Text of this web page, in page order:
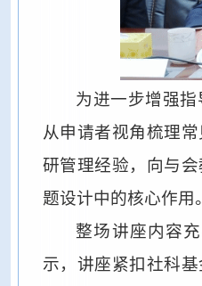
为进一步增强
从申请者视角梳理
研管理经验，向与
题设计中的核心作用。
整场讲座内容
示，讲座紧扣社科